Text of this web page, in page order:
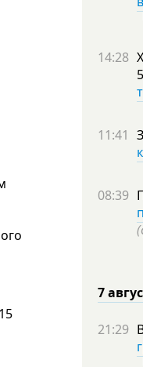
14:28
11:41
08:39
7
21:29